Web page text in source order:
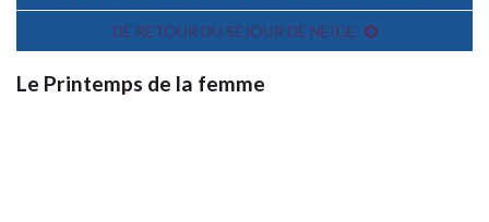
DE RETOUR DU SEJOUR DE NEIGE
Le Printemps de la femme